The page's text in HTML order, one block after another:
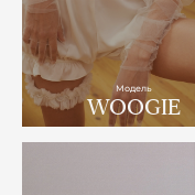
Модель
WOOGIE